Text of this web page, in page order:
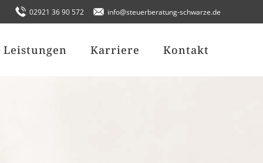
02921 36 90 572 info@steuerberatung-schwarze.de
Leistungen Karriere Kontakt